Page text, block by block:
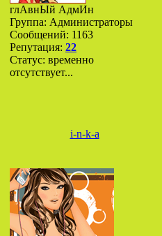
глАвнЫй АдмИн
Группа: Администраторы
Сообщений: 1163
Репутация: 22
Статус: временно
отсутствует...
i-n-k-a